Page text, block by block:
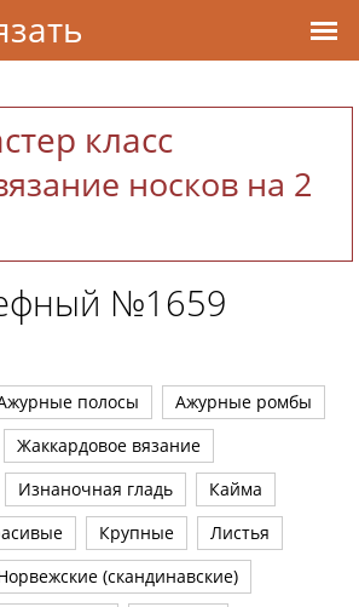
класс
носков на 2
№1659
полосы
Ажурные ромбы
Жаккардовое вязание
Изнаночная гладь
Кайма
Крупные
Листья
(скандинавские)